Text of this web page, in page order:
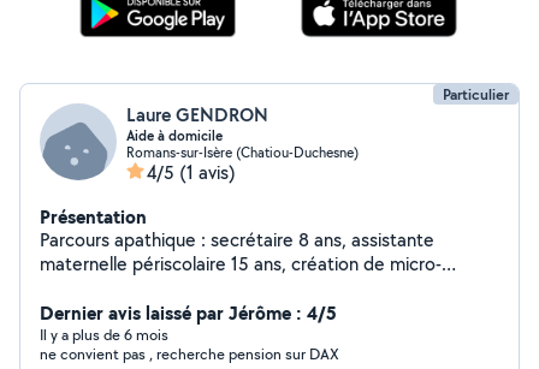
Particulier
Laure GENDRON
Aide à domicile
Romans-sur-Isère (Chatiou-Duchesne)
4/5 (1 avis)
Présentation
Parcours apathique : secrétaire 8 ans, assistante
maternelle périscolaire 15 ans, création de micro-
retoucherie 15 ans et accompagnement en ESAT d'une
Dernier avis laissé par Jérôme : 4/5
Il y a plus de 6 mois
ne convient pas , recherche pension sur DAX